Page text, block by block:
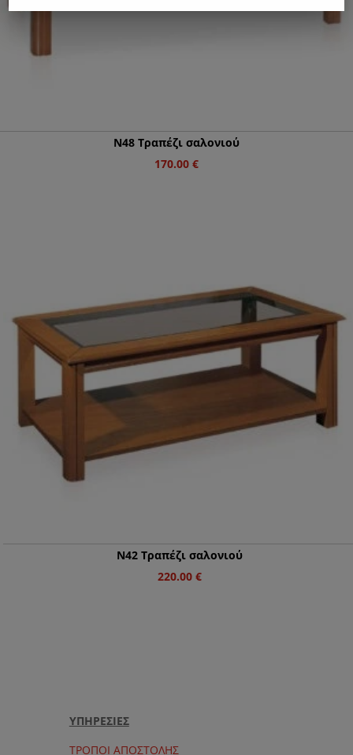
Ν48 Τραπέζι σαλονιού
170.00 €
Ν42 Τραπέζι σαλονιού
220.00€
ΥΠΗΡΕΣΙΕΣ
ΤΡΟΠΟΙ ΑΠΟΣΤΟΛΗΣ